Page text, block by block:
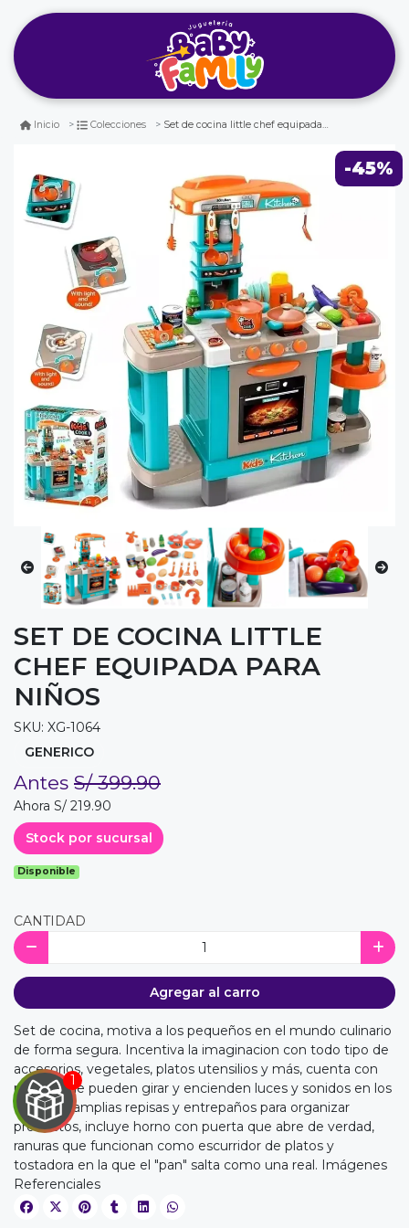
Inicio Colecciones Set de cocina little chef equipada para niños
-45%
SET DE COCINA LITTLE
CHEF EQUIPADA PARA
NIÑOS
SKU: XG-1064
GENERICO
Antes S/ 399.90
Ahora S/ 219.90
Stock por sucursal
Disponible
CANTIDAD
Agregar al carro
Set de cocina, motiva a los pequeños en el mundo culinario
de forma segura. Incentiva la imaginacion con todo tipo de
accesorios, vegetales, platos utensilios y más, cuenta con
perillas que pueden girar y encienden luces y sonidos en los
fogones, amplias repisas y entrepaños para organizar
productos, incluye horno con puerta que abre de verdad,
ranuras que funcionan como escurridor de platos y
tostadora en la que el "pan" salta como una real. Imágenes
Referenciales